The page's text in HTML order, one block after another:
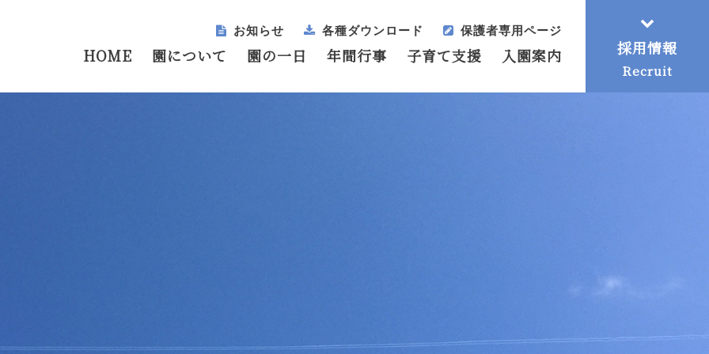
お知らせ 各種ダウンロード 保護者専用ページ
HOME 園について 園の一日 年間行事 子育て支援 入園案内 採用情報
Recruit